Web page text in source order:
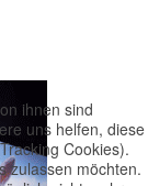
ihnen sind
uns helfen, diese
Cookies).
zulassen möchten.